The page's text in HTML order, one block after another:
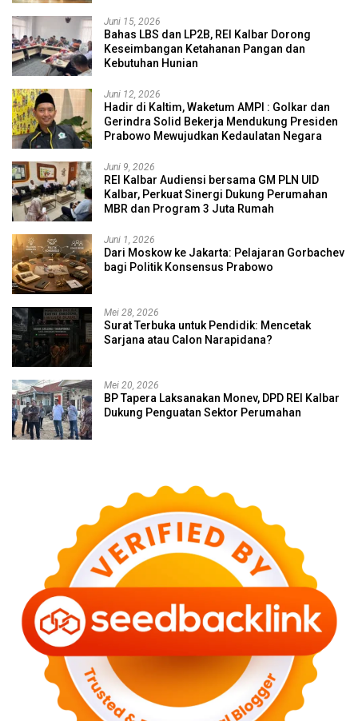
Juni 15, 2026
Bahas LBS dan LP2B, REI Kalbar Dorong
Keseimbangan Ketahanan Pangan dan
Kebutuhan Hunian
Juni 12, 2026
Hadir di Kaltim, Waketum AMPI : Golkar dan
Gerindra Solid Bekerja Mendukung Presiden
Prabowo Mewujudkan Kedaulatan Negara
Juni 9, 2026
REI Kalbar Audiensi bersama GM PLN UID
Kalbar, Perkuat Sinergi Dukung Perumahan
MBR dan Program 3 Juta Rumah
Juni 1, 2026
Dari Moskow ke Jakarta: Pelajaran Gorbachev
bagi Politik Konsensus Prabowo
Mei 28, 2026
Surat Terbuka untuk Pendidik: Mencetak
Sarjana atau Calon Narapidana?
Mei 20, 2026
BP Tapera Laksanakan Monev, DPD REI Kalbar
Dukung Penguatan Sektor Perumahan